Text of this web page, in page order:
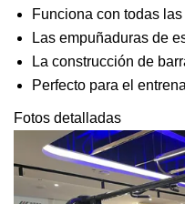
Funciona con todas
Las empuñaduras de
La construcción de
Perfecto para el
Fotos detalladas